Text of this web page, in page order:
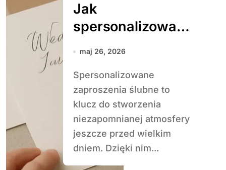
Jak
spersonalizować
zaproszenia
maj 26, 2026
Spersonalizowane
zaproszenia ślubne to
klucz do stworzenia
niezapomnianej atmosfery
jeszcze przed wielkim
dniem. Dzięki nim...